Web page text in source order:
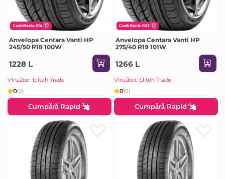
CashBack: 614
Anvelopa Centara Vanti HP
245/50 R18 100W
1228 L
Vînzător: Eliteh Trade
0(0)
Cumpără Rapid
CashBack: 633
Anvelopa Centara Vanti HP
275/40 R19 101W
1266 L
Vînzător: Eliteh Trade
0(0)
Cumpără Rapid